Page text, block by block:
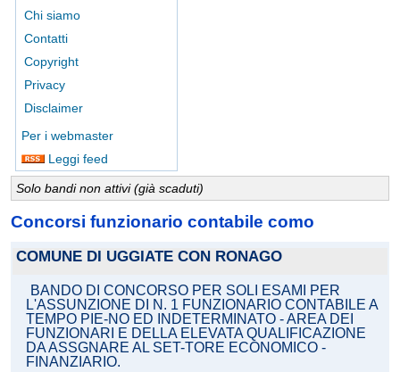
Chi siamo
Contatti
Copyright
Privacy
Disclaimer
Per i webmaster
Leggi feed
Solo bandi non attivi (già scaduti)
Concorsi funzionario contabile como
COMUNE DI UGGIATE CON RONAGO
BANDO DI CONCORSO PER SOLI ESAMI PER
L'ASSUNZIONE DI N. 1 FUNZIONARIO CONTABILE A
TEMPO PIE-NO ED INDETERMINATO - AREA DEI
FUNZIONARI E DELLA ELEVATA QUALIFICAZIONE
DA ASSGNARE AL SET-TORE ECONOMICO -
FINANZIARIO.